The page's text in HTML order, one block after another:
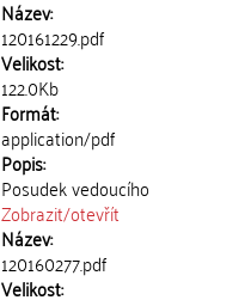
Název:
120161229.pdf
Velikost:
122.0Kb
Formát:
application/pdf
Popis:
Posudek vedoucího
Zobrazit/otevřít
Název:
120160277.pdf
Velikost: